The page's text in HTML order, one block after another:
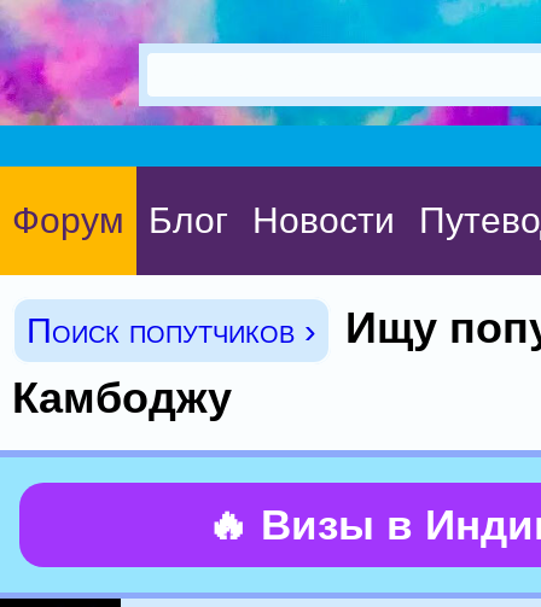
Форум Блог Новости
Поиск попутчиков ›
Ищу
Камбоджу
🔥 Визы в